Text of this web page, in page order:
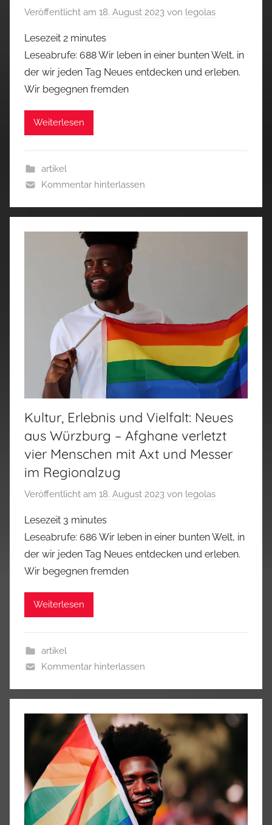
Veröffentlicht am 18. August 2023 von legolas
Lesezeit 2 minutes
Leseabrufe: 688 Wir leben in einer bunten Welt, in
der wir jeden Tag Neues entdecken und erleben.
Wir begegnen fremden
Weiterlesen
artikel
Kommentar hinterlassen
Kultur, Erlebnis und Vielfalt: Neues
aus Würzburg – Afghane verletzt
vier Menschen mit Axt und Messer
im Regionalzug
Veröffentlicht am 18. August 2023 von legolas
Lesezeit 3 minutes
Leseabrufe: 686 Wir leben in einer bunten Welt, in
der wir jeden Tag Neues entdecken und erleben.
Wir begegnen fremden
Weiterlesen
artikel
Kommentar hinterlassen